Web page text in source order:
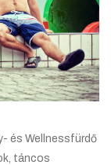
és Wellnessfürdő
táncos